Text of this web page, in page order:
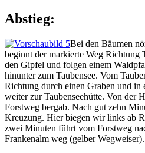
Abstieg:
Bei den Bäumen
beginnt der markierte Weg Richtung
den Gipfel und folgen einem
hinunter zum Taubensee. Vom
Richtung durch einen Graben und in
weiter zur Taubenseehütte. Von der
Forstweg bergab. Nach gut zehn
Kreuzung. Hier biegen wir links ab
zwei Minuten führt vom Forstweg
Frankenalm weg (gelber Wegweiser).